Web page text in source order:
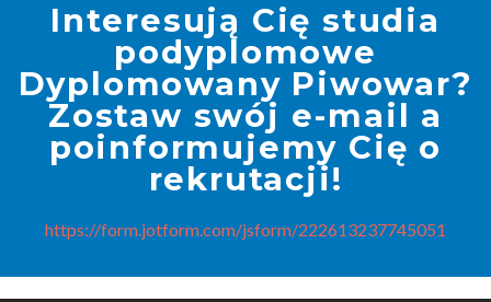
Interesują Cię studia
podyplomowe
Dyplomowany Piwowar?
Zostaw swój e-mail a
poinformujemy Cię o
rekrutacji!
https://form.jotform.com/jsform/222613237745051